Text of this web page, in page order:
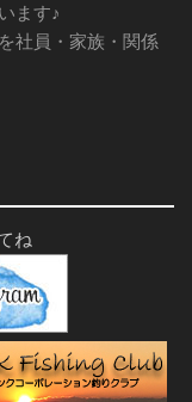
ます♪
社員・家族・関係
ね